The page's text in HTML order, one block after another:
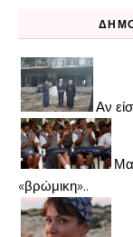
Αν
«βρώμικη»..